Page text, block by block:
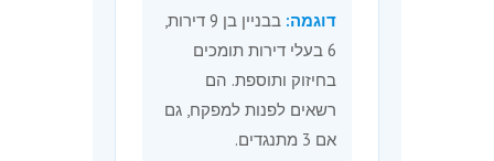
עבודה שמטרתה הרחבת
דירה
ביצוע עבודה ברכוש המשותף
שמטרתה הרחבת דירה, טעון
החלטה מראש של מי
דוגמה:
בבניין בן 9 דירות,
6 בעלי דירות תומכים
בחיזוק ותוספת. הם
רשאים לפנות למפקח, גם
אם 3 מתנגדים.